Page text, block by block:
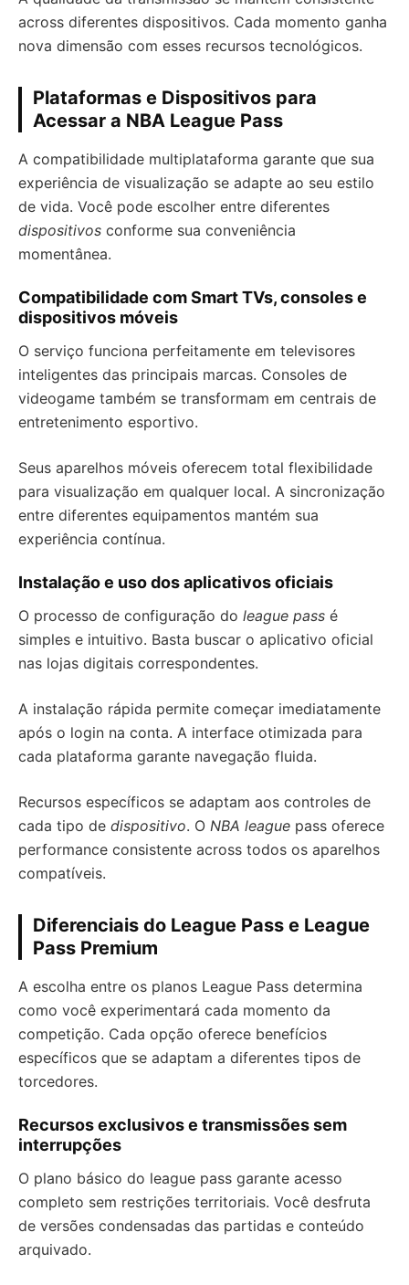
across diferentes dispositivos. Cada momento ganha
nova dimensão com esses recursos tecnológicos.
Plataformas e Dispositivos para
Acessar a NBA League Pass
A compatibilidade multiplataforma garante que sua
experiência de visualização se adapte ao seu estilo
de vida. Você pode escolher entre diferentes
dispositivos conforme sua conveniência
momentânea.
Compatibilidade com Smart TVs, consoles e
dispositivos móveis
O serviço funciona perfeitamente em televisores
inteligentes das principais marcas. Consoles de
videogame também se transformam em centrais de
entretenimento esportivo.
Seus aparelhos móveis oferecem total flexibilidade
para visualização em qualquer local. A sincronização
entre diferentes equipamentos mantém sua
experiência contínua.
Instalação e uso dos aplicativos oficiais
O processo de configuração do league pass é
simples e intuitivo. Basta buscar o aplicativo oficial
nas lojas digitais correspondentes.
A instalação rápida permite começar imediatamente
após o login na conta. A interface otimizada para
cada plataforma garante navegação fluida.
Recursos específicos se adaptam aos controles de
cada tipo de dispositivo. O NBA league pass oferece
performance consistente across todos os aparelhos
compatíveis.
Diferenciais do League Pass e League
Pass Premium
A escolha entre os planos League Pass determina
como você experimentará cada momento da
competição. Cada opção oferece benefícios
específicos que se adaptam a diferentes tipos de
torcedores.
Recursos exclusivos e transmissões sem
interrupções
O plano básico do league pass garante acesso
completo sem restrições territoriais. Você desfruta
de versões condensadas das partidas e conteúdo
arquivado.